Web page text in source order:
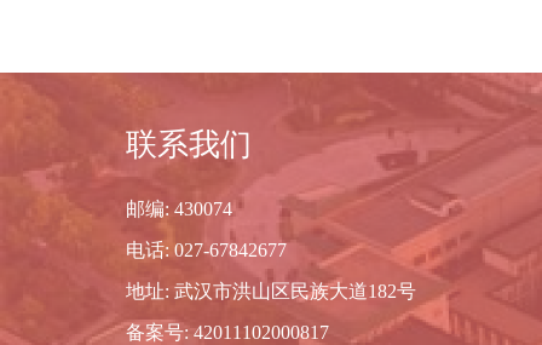
联系我们
邮编: 430074
电话: 027-67842677
地址: 武汉市洪山区民族大道182号
备案号: 42011102000817